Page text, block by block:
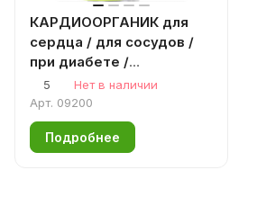
КАРДИООРГАНИК для
сердца / для сосудов /
при диабете /
омолаживающее,
90капс.
5
Нет в наличии
Арт. 09200
Подробнее